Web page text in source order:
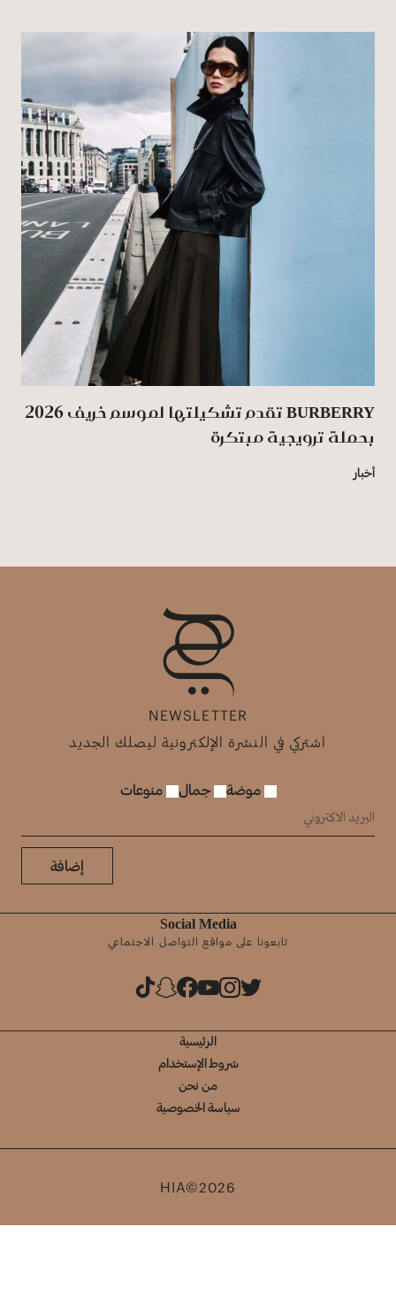
BURBERRY تقدم تشكيلتها لموسم خريف 2026
بحملة ترويجية مبتكرة
أخبار
NEWSLETTER
اشتركي في النشرة الإلكترونية ليصلك الجديد
موضة جمال منوعات
إضافة
Social Media
تابعونا على مواقع التواصل الاجتماعي
الرئيسية
شروط الإستخدام
من نحن
سياسة الخصوصية
HIA©2026